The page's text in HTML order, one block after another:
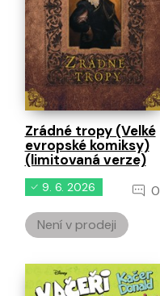
Zrádné tropy (Velké
evropské komiksy)
(limitovaná verze)
9. 6. 2026 0
Není v prodeji